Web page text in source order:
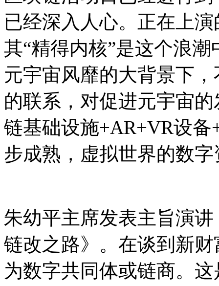
已经深入人心。正在上
其“精得内核”是这个浪
元宇宙风靡的大背景下
的联系，对促进元宇宙
链基础设施+AR+VR设
步成熟，虚拟世界的数
朱幼平主席发表主旨演
链改之路》。在谈到新
为数字共同体或链商。